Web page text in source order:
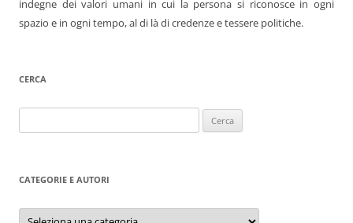
indegne dei valori umani in cui la persona si riconosce in ogni
spazio e in ogni tempo, al di là di credenze e tessere politiche.
CERCA
per:
CATEGORIE E AUTORI
Categorie